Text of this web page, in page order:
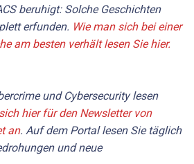
beruhigt: Solche Geschichten
erfunden. Wie man sich bei einer
am besten verhält lesen Sie hier.
und Cybersecurity lesen
hier für den Newsletter von
an. Auf dem Portal lesen Sie täglich
und neue